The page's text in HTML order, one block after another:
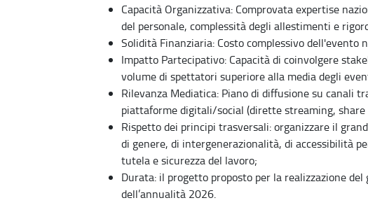
Capacità Organizzativa: Comprovata expertise
del personale, complessità degli allestimenti e
Solidità Finanziaria: Costo complessivo dell'evento
Impatto Partecipativo: Capacità di coinvolgere
volume di spettatori superiore alla media degli
Rilevanza Mediatica: Piano di diffusione su canali
piattaforme digitali/social (dirette streaming, share
Rispetto dei principi trasversali: organizzare il
di genere, di intergenerazionalità, di accessibilità
tutela e sicurezza del lavoro;
Durata: il progetto proposto per la realizzazione
dell’annualità 2026.